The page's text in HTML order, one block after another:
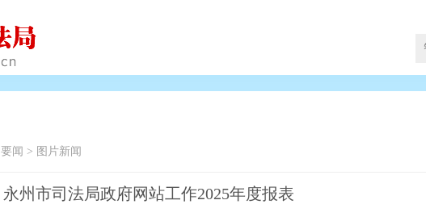
要闻 > 图片新闻
永州市司法局政府网站工作2025年度报表